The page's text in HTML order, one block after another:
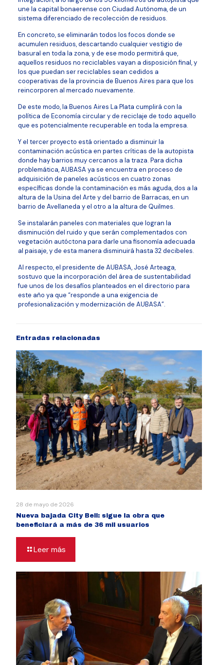
une la capital bonaerense con Ciudad Autónoma, de un
sistema diferenciado de recolección de residuos.
En concreto, se eliminarán todos los focos donde se
acumulen residuos, descartando cualquier vestigio de
basural en toda la zona, y de ese modo permitirá que,
aquellos residuos no reciclables vayan a disposición final, y
los que puedan ser reciclables sean cedidos a
cooperativas de la provincia de Buenos Aires para que los
reincorporen al mercado nuevamente.
De este modo, la Buenos Aires La Plata cumplirá con la
política de Economía circular y de reciclaje de todo aquello
que es potencialmente recuperable en toda la empresa.
Y el tercer proyecto está orientado a disminuir la
contaminación acústica en partes críticas de la autopista
donde hay barrios muy cercanos a la traza. Para dicha
problemática, AUBASA ya se encuentra en proceso de
adquisición de paneles acústicos en cuatro zonas
específicas donde la contaminación es más aguda, dos a la
altura de la Usina del Arte y del barrio de Barracas, en un
barrio de Avellaneda y el otro a la altura de Quilmes.
Se instalarán paneles con materiales que logran la
disminución del ruido y que serán complementados con
vegetación autóctona para darle una fisonomía adecuada
al paisaje, y de esta manera disminuirá hasta 32 decibeles.
Al respecto, el presidente de AUBASA, José Arteaga,
sostuvo que la incorporación del área de sustentabilidad
fue unos de los desafíos planteados en el directorio para
este año ya que “responde a una exigencia de
profesionalización y modernización de AUBASA”.
Entradas relacionadas
28 de mayo de 2026
Nueva bajada City Bell: sigue la obra que
beneficiará a más de 36 mil usuarios
Leer más